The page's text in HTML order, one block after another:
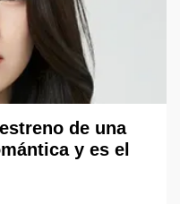
de una
y es el